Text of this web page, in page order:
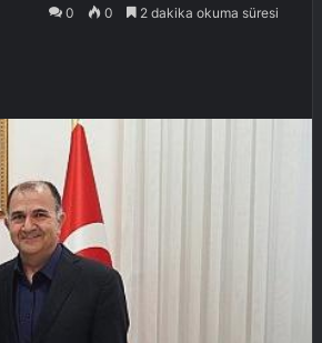
0 0 2 dakika okuma süresi